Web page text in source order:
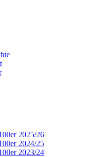
2025/26
2024/25
2023/24